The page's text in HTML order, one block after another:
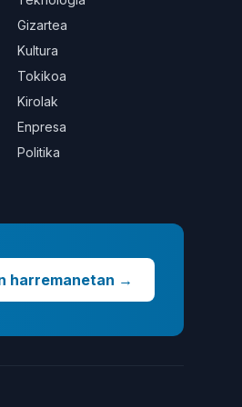
Gizartea
Kultura
Tokikoa
Kirolak
Enpresa
Politika
harremanetan →